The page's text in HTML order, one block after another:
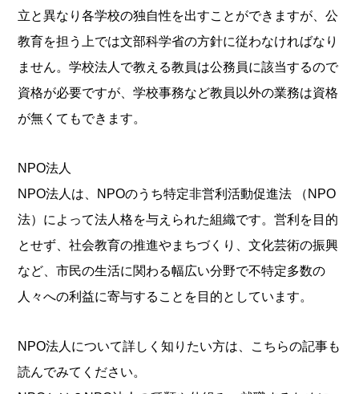
立と異なり各学校の独自性を出すことができますが、公
教育を担う上では文部科学省の方針に従わなければなり
ません。学校法人で教える教員は公務員に該当するので
資格が必要ですが、学校事務など教員以外の業務は資格
が無くてもできます。
NPO法人
NPO法人は、NPOのうち特定非営利活動促進法 （NPO
法）によって法人格を与えられた組織です。営利を目的
とせず、社会教育の推進やまちづくり、文化芸術の振興
など、市民の生活に関わる幅広い分野で不特定多数の
人々への利益に寄与することを目的としています。
NPO法人について詳しく知りたい方は、こちらの記事も
読んでみてください。